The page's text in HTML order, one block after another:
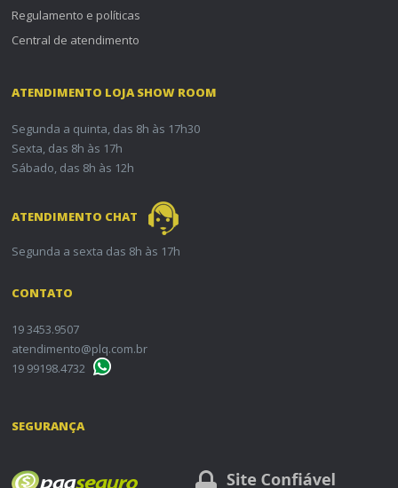
Regulamento e políticas
Central de atendimento
ATENDIMENTO LOJA SHOW ROOM
Segunda a quinta, das 8h às 17h30
Sexta, das 8h às 17h
Sábado, das 8h às 12h
ATENDIMENTO CHAT
Segunda a sexta das 8h às 17h
CONTATO
19 3453.9507
atendimento@plq.com.br
19 99198.4732
SEGURANÇA